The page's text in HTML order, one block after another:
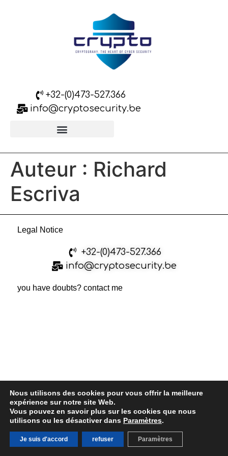
+32-(0)473-527.366
info@cryptosecurity.be
Auteur : Richard
Escriva
Legal Notice
+32-(0)473-527.366
info@cryptosecurity.be
you have doubts? contact me
Nous utilisons des cookies pour vous offrir la meilleure
expérience sur notre site Web.
Vous pouvez en savoir plus sur les cookies que nous
utilisons ou les désactiver dans Paramètres.
Je suis d'accord refuser Paramètres